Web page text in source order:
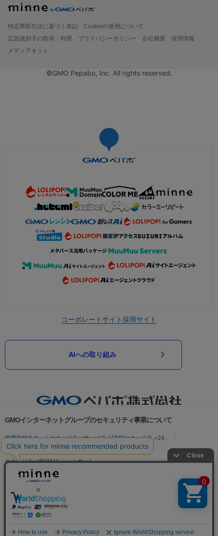
特定商取引法に基づく表記
Cookieの使用について
広告識別子の取得・利用
プライバシーポリシー 会社概要
採用情報
メディアキット
©GMO Pepabo, Inc. All rights reserved.
コーポレートサイト採用サイト
AIへの取り組み
GMOインターネットグループのセキュリティ事業について
世界初総合ネットセキュリティサービス「GMOセキュリティ24」
パスワード漏洩診断
Webサイトリスク診断
セキュリティ相談AIチャットボット
実在証明・盗聴対策
サイバー攻撃対策（GMO Flatt Security）
セキュリティ事業の軌跡